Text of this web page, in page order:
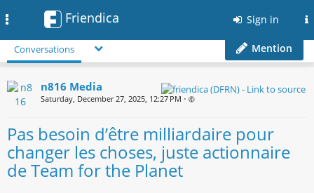
Friendica Sign in
Conversations Mention
n816 Media
Saturday, December 27, 2025, 12:27 PM •
Pas besoin d’être milliardaire pour
changer les choses, juste actionnaire
de Team for the Planet